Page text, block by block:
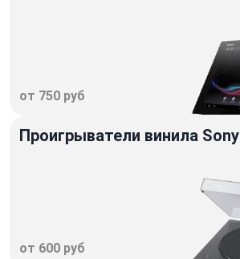
от 750 руб
Проигрыватели винила Sony
от 600 руб